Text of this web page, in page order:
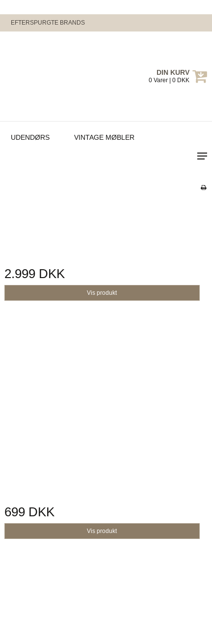
EFTERSPURGTE BRANDS
DIN KURV
0 Varer | 0 DKK
UDENDØRS VINTAGE MØBLER
2.999 DKK
Vis produkt
699 DKK
Vis produkt